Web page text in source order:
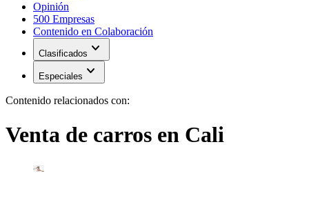
Opinión
500 Empresas
Contenido en Colaboración
Clasificados expand_more
Especiales expand_more
Contenido relacionados con:
Venta de carros en Cali